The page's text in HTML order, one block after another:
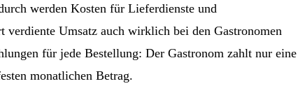
werden Kosten für Lieferdienste und
verdiente Umsatz auch wirklich bei den Gastronomen
für jede Bestellung: Der Gastronom zahlt nur eine
monatlichen Betrag.